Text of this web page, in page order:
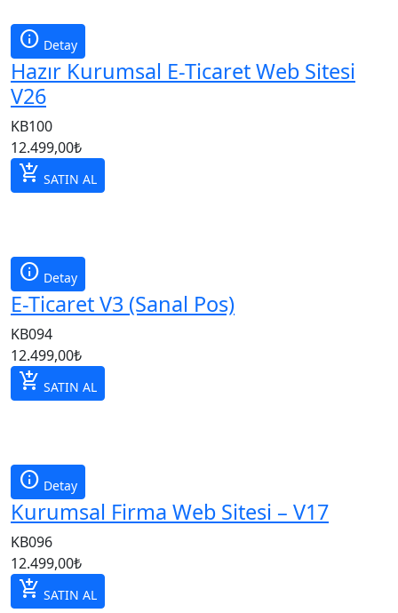
info Detay
Hazır Kurumsal E-Ticaret Web Sitesi
V26
KB100
12.499,00₺
add_shopping_cart SATIN AL
info Detay
E-Ticaret V3 (Sanal Pos)
KB094
12.499,00₺
add_shopping_cart SATIN AL
info Detay
Kurumsal Firma Web Sitesi – V17
KB096
12.499,00₺
add_shopping_cart SATIN AL